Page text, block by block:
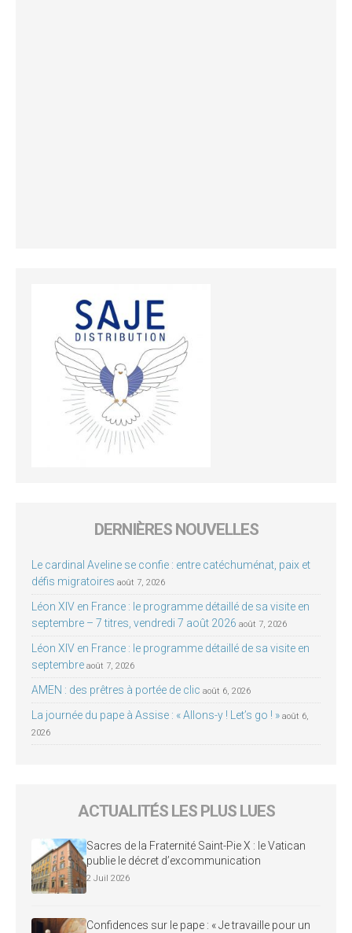
DERNIÈRES NOUVELLES
Le cardinal Aveline se confie : entre catéchuménat, paix et
défis migratoires août 7, 2026
Léon XIV en France : le programme détaillé de sa visite en
septembre – 7 titres, vendredi 7 août 2026 août 7, 2026
Léon XIV en France : le programme détaillé de sa visite en
septembre août 7, 2026
AMEN : des prêtres à portée de clic août 6, 2026
La journée du pape à Assise : « Allons-y ! Let’s go ! » août 6,
2026
ACTUALITÉS LES PLUS LUES
Sacres de la Fraternité Saint-Pie X : le Vatican
publie le décret d’excommunication
2 Juil 2026
Confidences sur le pape : « Je travaille pour un